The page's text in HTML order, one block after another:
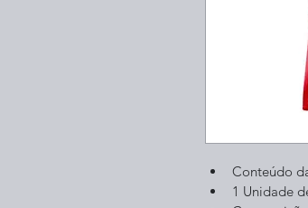
Conteúdo
1 Unidade